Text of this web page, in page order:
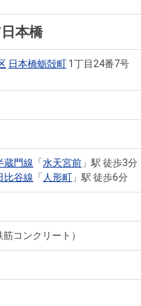
本橋
日本橋蛎殻町 1丁目24番7号
蔵門線 「水天宮前 」駅 徒歩3分
比谷線 「 人形町 」駅 徒歩6分
コンクリート）